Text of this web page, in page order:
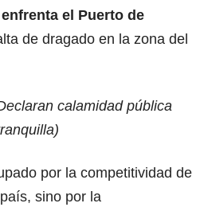
el Puerto de
de dragado en la zona del
calamidad pública
)
por la competitividad de
sino por la